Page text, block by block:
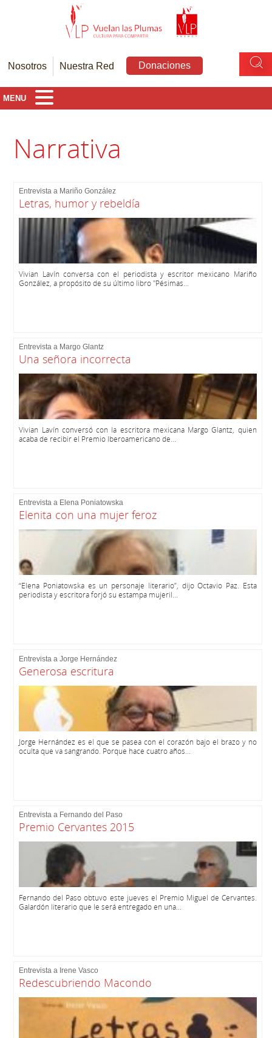
Nosotros Nuestra Red Donaciones
MENU
Narrativa
Entrevista a Mariño González
Letras, humor y rebeldía
Vivian Lavín conversa con el periodista y escritor mexicano Mariño
González, a propósito de su último libro "Pésimas...
Entrevista a Margo Glantz
Una señora incorrecta
Vivian Lavín conversó con la escritora mexicana Margo Glantz, quien
acaba de recibir el Premio Iberoamericano de...
Entrevista a Elena Poniatowska
Elenita con una mujer feroz
“Elena Poniatowska es un personaje literario”, dijo Octavio Paz. Esta
periodista y escritora forjó su estampa mujeril...
Entrevista a Jorge Hernández
Generosa escritura
Jorge Hernández es el que se pasea con el corazón bajo el brazo y no
oculta que va sangrando. Porque hace cuatro años...
Entrevista a Fernando del Paso
Premio Cervantes 2015
Fernando del Paso obtuvo este jueves el Premio Miguel de Cervantes.
Galardón literario que le será entregado en una...
Entrevista a Irene Vasco
Redescubriendo Macondo